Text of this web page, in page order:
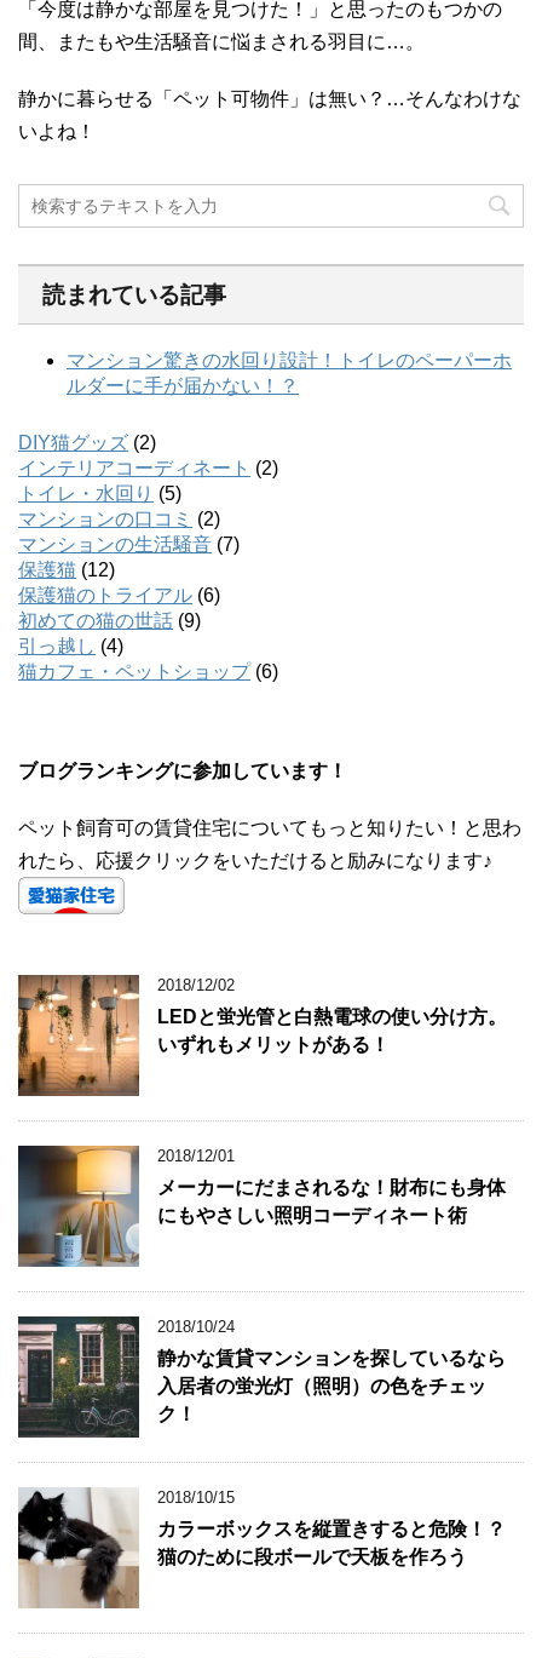
「今度は静かな部屋を見つけた！」と思ったのもつかの
間、またもや生活騒音に悩まされる羽目に…。
静かに暮らせる「ペット可物件」は無い？…そんなわけな
いよね！
読まれている記事
DIY猫グッズ (2)
インテリアコーディネート (2)
トイレ・水回り (5)
マンションの口コミ (2)
マンションの生活騒音 (7)
保護猫 (12)
保護猫のトライアル (6)
初めての猫の世話 (9)
引っ越し (4)
猫カフェ・ペットショップ(6)
ブログランキングに参加しています！
ペット飼育可の賃貸住宅についてもっと知りたい！と思わ
れたら、応援クリックをいただけると励みになります♪
2018/12/02
LEDと蛍光管と白熱電球の使い分け方。
いずれもメリットがある！
2018/12/01
メーカーにだまされるな！財布にも身体
にもやさしい照明コーディネート術
2018/10/24
静かな賃貸マンションを探しているなら
入居者の蛍光灯（照明）の色をチェッ
ク！
2018/10/15
カラーボックスを縦置きすると危険！？
猫のために段ボールで天板を作ろう